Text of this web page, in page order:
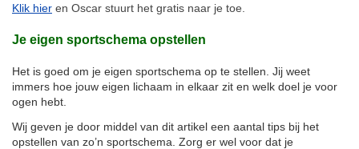
Klik hier en Oscar stuurt het gratis naar je toe.
Je eigen sportschema opstellen
Het is goed om je eigen sportschema op te stellen. Jij weet
immers hoe jouw eigen lichaam in elkaar zit en welk doel je voor
ogen hebt.
Wij geven je door middel van dit artikel een aantal tips bij het
opstellen van zo’n sportschema. Zorg er wel voor dat je